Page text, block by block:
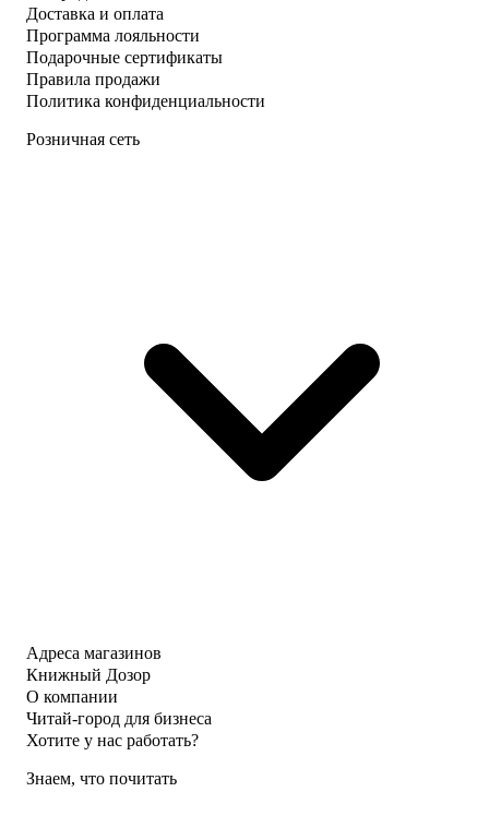
Доставка и оплата
Программа лояльности
Подарочные сертификаты
Правила продажи
Политика конфиденциальности
Розничная сеть
Адреса магазинов
Книжный Дозор
О компании
Читай-город для бизнеса
Хотите у нас работать?
Знаем, что почитать